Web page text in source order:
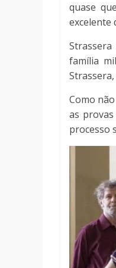
quase
excelente
família
Como
as
processo